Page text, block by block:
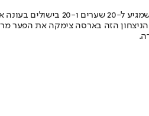
אחת.
של ברצלונה על ריאל ויאדוליד. עם הניצחון